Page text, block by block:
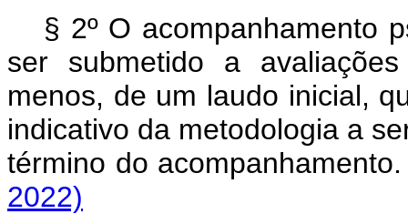
§ 2º O acompanhamento
ser submetido a
menos, de um laudo inicial,
indicativo da metodologia a
término do
2022)